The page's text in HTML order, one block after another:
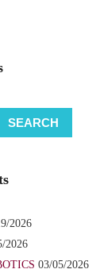
SEARCH
2026
2026
03/05/2026